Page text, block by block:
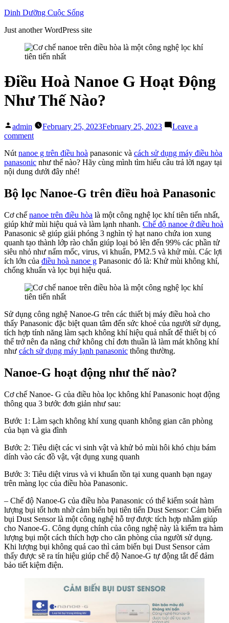
Skip
content
Dinh Dưỡng Cuộc Sống
Just another WordPress site
Điều Hoà Nanoe G Hoạt Động
Như Thế Nào?
Posted
by
admin February 25, 2023February 25, 2023
Leave a
commenton
Hoà
Nanoe
G
Động
Như
Nào?
Nút nanoe g trên điều hoà panasonic và cách sử dụng máy điều hòa
panasonic như thế nào? Hãy cùng mình tìm hiểu câu trả lời ngay tại
nội dung dưới đây nhé!
Bộ lọc Nanoe-G trên điều hoà Panasonic
Cơ chế nanoe trên điều hòa là một công nghệ lọc khí tiên tiến nhất,
giúp khử mùi hiệu quả và làm lạnh nhanh. Chế độ nanoe ở điều hoà
Panasonic sẽ giúp giải phóng 3 nghìn tỷ hạt nano chứa ion xung
quanh tạo thành lớp rào chắn giúp loại bỏ lên đến 99% các phần tử
siêu nhỏ như nấm mốc, virus, vi khuẩn, PM2.5 và khử mùi. Các lợi
ích lớn của điều hoà nanoe g Panasonic đó là: Khử mùi không khí,
chống khuẩn và lọc bụi hiệu quả.
Sử dụng công nghệ Nanoe-G trên các thiết bị máy điều hoà cho
thấy Panasonic đặc biệt quan tâm đến sức khoẻ của người sử dụng,
tích hợp tính năng làm sạch không khí hiệu quả nhất để thiết bị có
thể trở nên đa năng chứ không chỉ đơn thuần là làm mát không khí
như cách sử dụng máy lạnh panasonic thông thường.
Nanoe-G hoạt động như thế nào?
Cơ chế Nanoe- G của điều hòa lọc không khí Panasonic hoạt động
thông qua 3 bước đơn giản như sau:
Bước 1: Làm sạch không khí xung quanh không gian căn phòng
của bạn và gia đình
Bước 2: Tiêu diệt các vi sinh vật và khử bỏ mùi hôi khó chịu bám
dính vào các đồ vật, vật dụng xung quanh
Bước 3: Tiêu diệt virus và vi khuẩn tồn tại xung quanh bạn ngay
trên màng lọc của điều hòa Panasonic.
– Chế độ Nanoe-G của điều hòa Panasonic có thể kiểm soát hàm
lượng bụi tốt hơn nhờ cảm biến bụi tiên tiến Dust Sensor: Cảm biến
bụi Dust Sensor là một công nghệ hỗ trợ được tích hợp nhằm giúp
cho Nanoe-G. Công dụng chính của công nghệ này là kiểm tra hàm
lượng bụi một cách thích hợp cho căn phòng của người sử dụng.
Khi lượng bụi không quá cao thì cảm biến bụi Dust Sensor cảm
thấy được sẽ ra tín hiệu giúp chế độ Nanoe-G tự động tắt để đảm
bảo tiết kiệm điện.